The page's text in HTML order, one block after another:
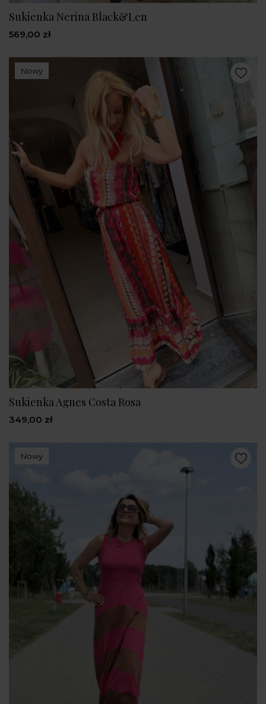
Sukienka Nerina Black&Len
569,00 zł
Nowy
Sukienka Agnes Costa Rosa
349,00 zł
Nowy